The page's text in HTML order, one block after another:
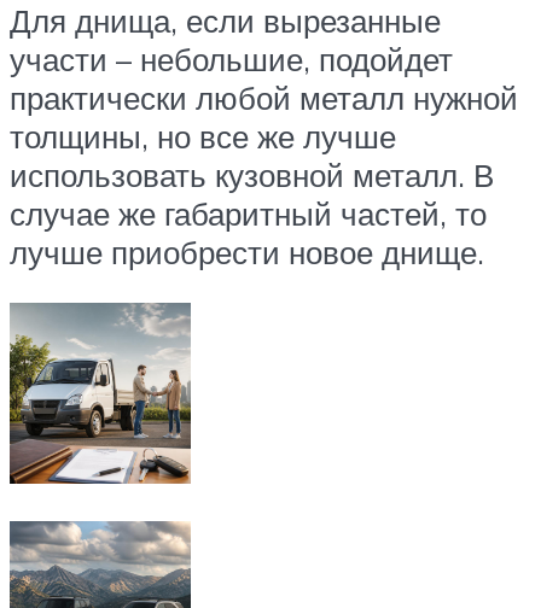
Для днища, если вырезанные
участи – небольшие, подойдет
практически любой металл нужной
толщины, но все же лучше
использовать кузовной металл. В
случае же габаритный частей, то
лучше приобрести новое днище.